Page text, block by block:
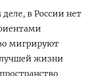
в России нет
мигрируют
лучшей жизни